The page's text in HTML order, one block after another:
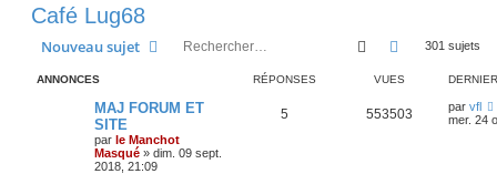
Café Lug68
Nouveau sujet RechercherRecherche
301 sujets
ANNONCES RÉPONSES VUES
MAJ FORUM ET
SITE
par le Manchot
Masqué » dim. 09 sept.
2018, 21:09
5 553503 par vfl
mer. 24